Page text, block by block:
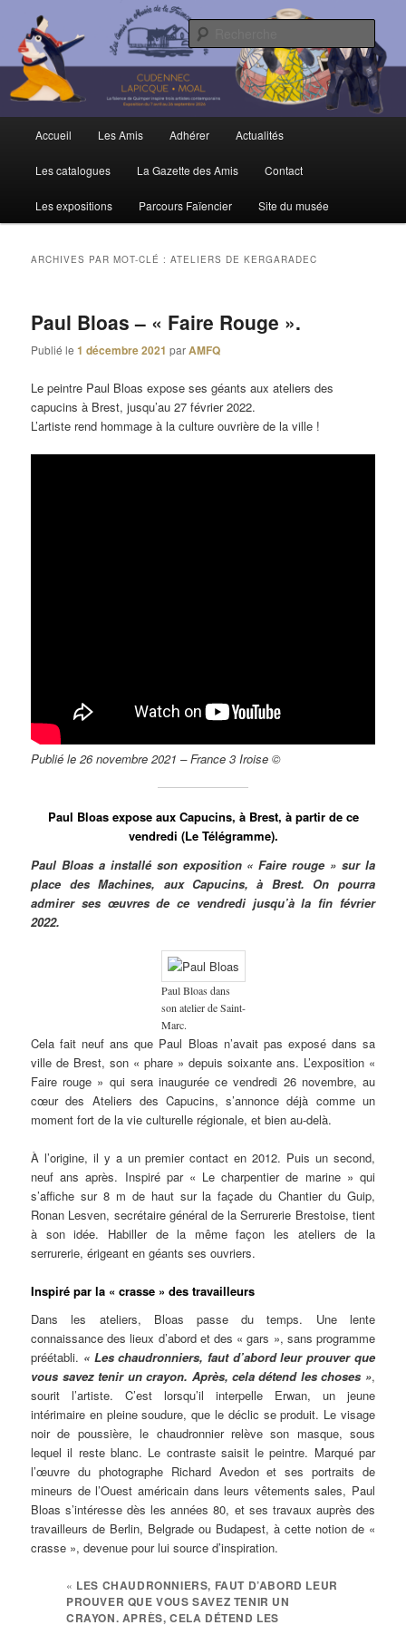
contenu
principal
contenu
secondaireAmis du Musée et de la Faïence de
Quimper
Trois siècles de tradition faïencière
principal
Accueil Les Amis Adhérer Actualités
Les catalogues La Gazette des Amis Contact
Les expositions Parcours Faïencier Site du musée
ARCHIVES PAR MOT-CLÉ :ATELIERS DE KERGARADEC
Paul Bloas – « Faire Rouge ».
Publié le1 décembre 2021 parAMFQ
Le peintre Paul Bloas expose ses géants aux ateliers des
capucins à Brest, jusqu’au 27 février 2022.
L’artiste rend hommage à la culture ouvrière de la ville !
Publié le 26 novembre 2021 – France 3 Iroise ©
Paul Bloas expose aux Capucins, à Brest, à partir de ce
vendredi (Le Télégramme).
Paul Bloas a installé son exposition « Faire rouge » sur la
place des Machines, aux Capucins, à Brest. On pourra
admirer ses œuvres de ce vendredi jusqu’à la fin février
2022.
Paul Bloas dans
son atelier de Saint-
Marc.
Cela fait neuf ans que Paul Bloas n’avait pas exposé dans sa
ville de Brest, son « phare » depuis soixante ans. L’exposition «
Faire rouge » qui sera inaugurée ce vendredi 26 novembre, au
cœur des Ateliers des Capucins, s’annonce déjà comme un
moment fort de la vie culturelle régionale, et bien au-delà.
À l’origine, il y a un premier contact en 2012. Puis un second,
neuf ans après. Inspiré par « Le charpentier de marine » qui
s’affiche sur 8 m de haut sur la façade du Chantier du Guip,
Ronan Lesven, secrétaire général de la Serrurerie Brestoise, tient
à son idée. Habiller de la même façon les ateliers de la
serrurerie, érigeant en géants ses ouvriers.
Inspiré par la « crasse » des travailleurs
Dans les ateliers, Bloas passe du temps. Une lente
connaissance des lieux d’abord et des « gars », sans programme
préétabli. « Les chaudronniers, faut d’abord leur prouver que
vous savez tenir un crayon. Après, cela détend les choses »,
sourit l’artiste. C’est lorsqu’il interpelle Erwan, un jeune
intérimaire en pleine soudure, que le déclic se produit. Le visage
noir de poussière, le chaudronnier relève son masque, sous
lequel il reste blanc. Le contraste saisit le peintre. Marqué par
l’œuvre du photographe Richard Avedon et ses portraits de
mineurs de l’Ouest américain dans leurs vêtements sales, Paul
Bloas s’intéresse dès les années 80, et ses travaux auprès des
travailleurs de Berlin, Belgrade ou Budapest, à cette notion de «
crasse », devenue pour lui source d’inspiration.
« LES CHAUDRONNIERS, FAUT D’ABORD LEUR
PROUVER QUE VOUS SAVEZ TENIR UN
CRAYON. APRÈS, CELA DÉTEND LES